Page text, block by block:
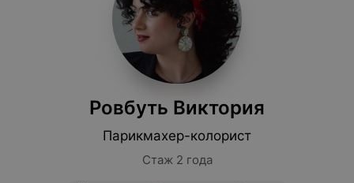
Ровбуть Виктория
Парикмахер-колорист
Стаж 2 года